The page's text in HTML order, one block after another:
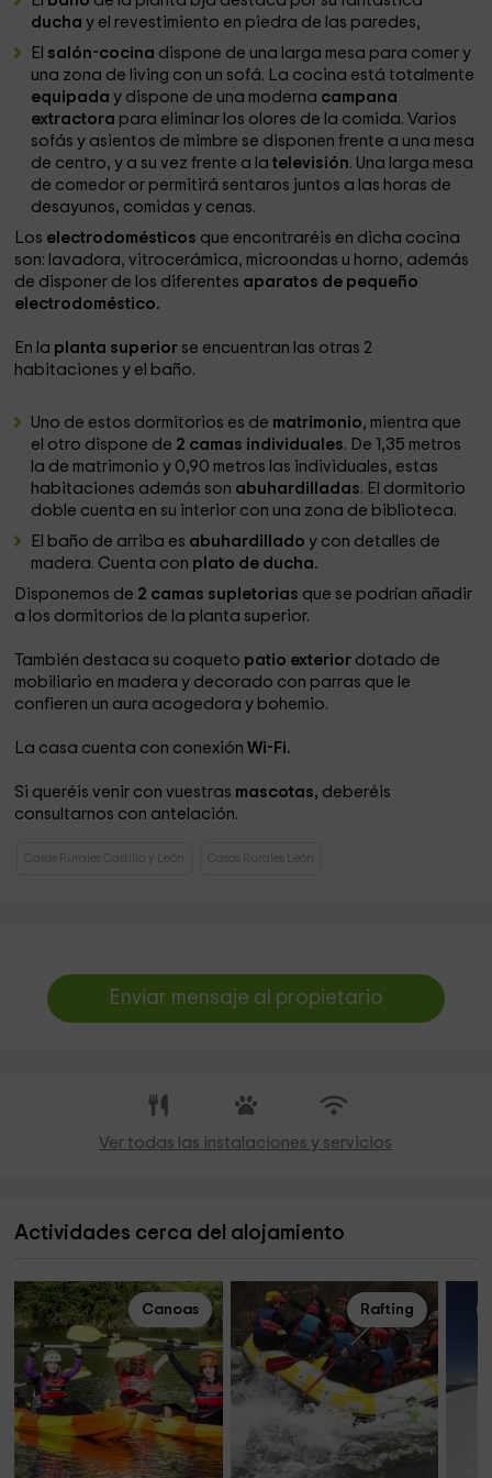
ducha y el revestimiento en piedra de las paredes,
El salón-cocina dispone de una larga mesa para comer y
una zona de living con un sofá. La cocina está totalmente
equipaday dispone de una moderna campana
extractora para eliminar los olores de la comida. Varios
sofás y asientos de mimbre se disponen frente a una mesa
de centro, y a su vez frente a latelevisión. Una larga mesa
de comedor or permitirá sentaros juntos a las horas de
desayunos, comidas y cenas.
Los electrodomésticos que encontraréis en dicha cocina
son: lavadora, vitrocerámica, microondas u horno, además
de disponer de los diferentes aparatos de pequeño
electrodoméstico.
En la planta superior se encuentran las otras 2
habitaciones y el baño.
Uno de estos dormitorios es de matrimonio, mientra que
el otro dispone de 2 camas individuales. De 1,35 metros
la de matrimonio y 0,90 metros las individuales, estas
habitaciones además son abuhardilladas. El dormitorio
doble cuenta en su interior con una zona de biblioteca.
El baño de arriba es abuhardilladoy con detalles de
madera. Cuenta con plato de ducha.
​Disponemos de 2 camas supletorias que se podrían añadir
a los dormitorios de la planta superior.
También destaca su coqueto patio exterior dotado de
mobiliario en madera y decorado con parras que le
confieren un aura acogedora y bohemio.
La casa cuenta con conexión Wi-Fi.
Si queréis venir con vuestras mascotas, deberéis
consultarnos con antelación.
Casas Rurales Castilla y León Casas Rurales León
Enviar mensaje al propietario
Ver todas las instalaciones y servicios
Actividades cerca del alojamiento
Canoas Rafting